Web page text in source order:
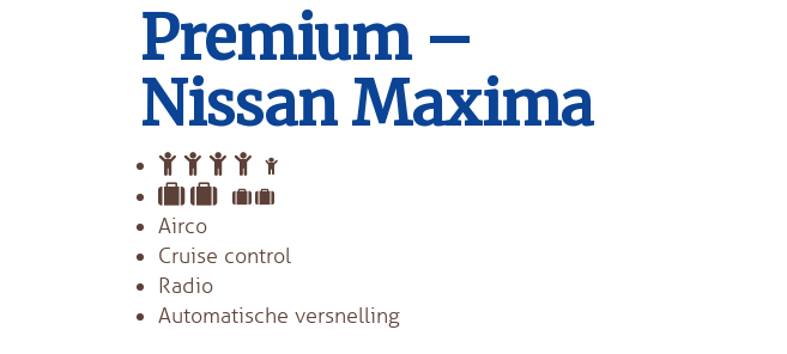
Premium –
Nissan Maxima
Airco
Cruise control
Radio
Automatische versnelling